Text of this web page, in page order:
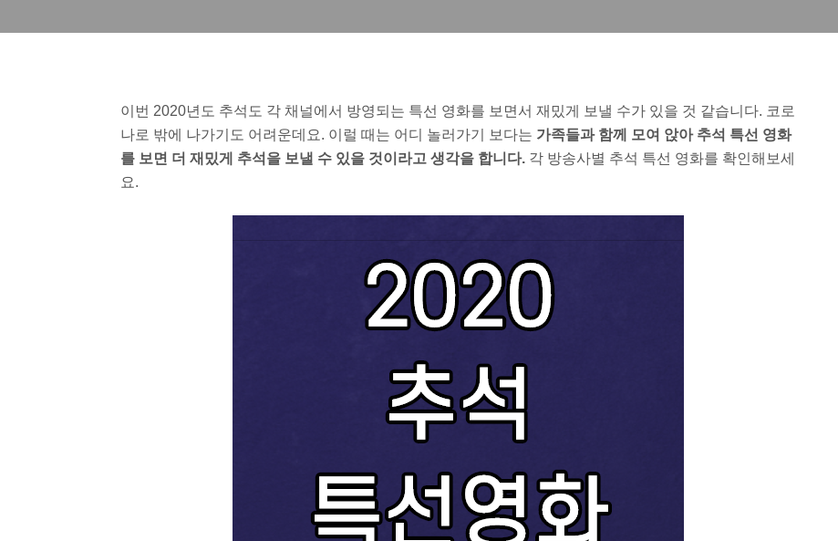
이번 2020년도 추석도 각 채널에서 방영되는 특선 영화를 보면서 재밌게 보낼 수가 있을 것 같습니다. 코로
나로 밖에 나가기도 어려운데요. 이럴 때는 어디 놀러가기 보다는 가족들과 함께 모여 앉아 추석 특선 영화
를 보면 더 재밌게 추석을 보낼 수 있을 것이라고 생각을 합니다. 각 방송사별 추석 특선 영화를 확인해보세
요.